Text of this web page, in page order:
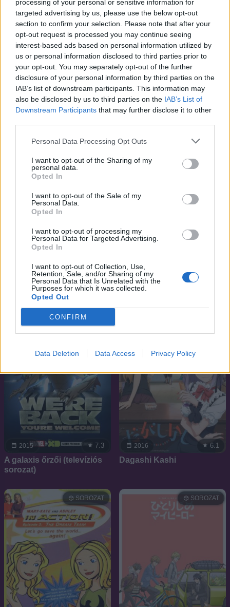
processing of your personal or sensitive information for
targeted advertising by us, please use the below opt-out
section to confirm your selection. Please note that after your
opt-out request is processed you may continue seeing
interest-based ads based on personal information utilized by
us or personal information disclosed to third parties prior to
your opt-out. You may separately opt-out of the further
disclosure of your personal information by third parties on the
IAB’s list of downstream participants. This information may
also be disclosed by us to third parties on the IAB’s List of
Downstream Participants that may further disclose it to other
Personal Data Processing Opt Outs
I want to opt-out of the Sharing of my
personal data.
Opted In
I want to opt-out of the Sale of my
Personal Data.
Opted In
I want to opt-out of processing my
Personal Data for Targeted Advertising.
Opted In
I want to opt-out of Collection, Use,
Retention, Sale, and/or Sharing of my
Personal Data that Is Unrelated with the
Purposes for which it was collected.
Opted Out
CONFIRM
Data Deletion Data Access Privacy Policy
2004 7.4
The Batman
2011 6.8
X-men (anime)
Schwarzesmarken InuYasha
2015 7.3
A galaxis őrzői (televíziós
sorozat)
2016 6.1
Dagashi Kashi
SOROZAT SOROZAT